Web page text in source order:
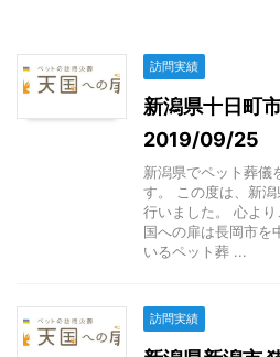
訪問実績
新潟県十日町
2019/09/25
新潟県でペット葬儀
す。 この度は、新
行いました。 心よ
国への扉は長岡市を
いるペット葬 ...
訪問実績